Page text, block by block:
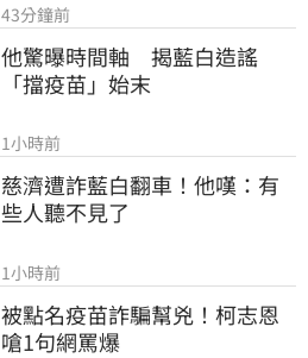
43分鐘前
他驚曝時間軸　揭藍白造謠
「擋疫苗」始末
1小時前
慈濟遭詐藍白翻車！他嘆：有
些人聽不見了
1小時前
被點名疫苗詐騙幫兇！柯志恩
嗆1句網罵爆